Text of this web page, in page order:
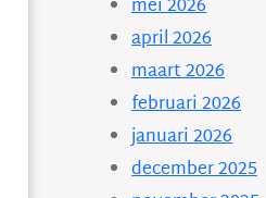
mei 2026
april 2026
maart 2026
februari 2026
januari 2026
december 2025